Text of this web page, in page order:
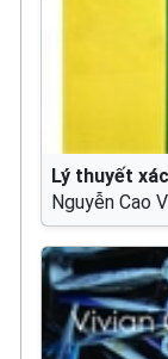
Lý thuyết
Nguyễn Cao